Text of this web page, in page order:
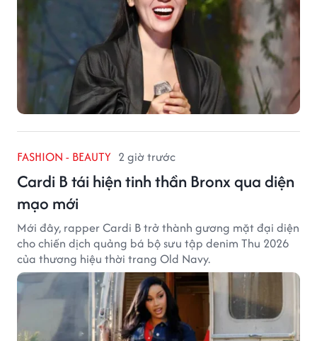
FASHION - BEAUTY 2 giờ trước
Cardi B tái hiện tinh thần Bronx qua diện
mạo mới
Mới đây, rapper Cardi B trở thành gương mặt đại diện
cho chiến dịch quảng bá bộ sưu tập denim Thu 2026
của thương hiệu thời trang Old Navy.